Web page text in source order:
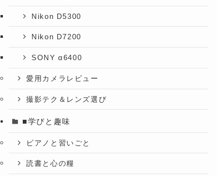
Nikon D5300
Nikon D7200
SONY α6400
愛用カメラレビュー
撮影テク＆レンズ選び
■学びと趣味
ピアノと習いごと
読書と心の糧